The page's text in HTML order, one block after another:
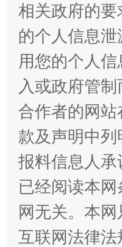
受贿1.44亿！段
相关政府的
的个人信息泄
用您的个人
入或政府管
合作者的网站
款及声明中
报料信息人
已经阅读本
网无关。本
互联网法律